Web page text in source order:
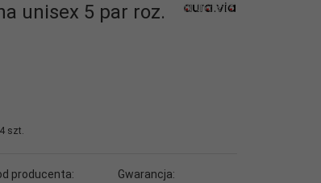
unisex 5 par roz.
4 szt.
producenta:
Gwarancja: